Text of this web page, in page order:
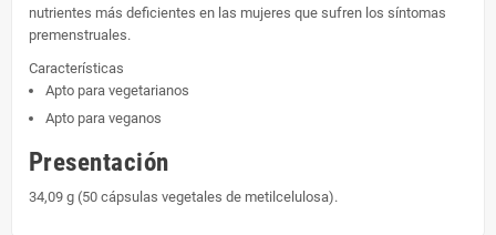
nutrientes más deficientes en las mujeres que sufren los síntomas
premenstruales.
Características
Apto para vegetarianos
Apto para veganos
Presentación
34,09 g (50 cápsulas vegetales de metilcelulosa).